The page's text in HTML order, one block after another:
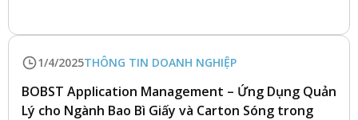
1/4/2025THÔNG TIN DOANH NGHIỆP
BOBST Application Management – Ứng Dụng Quản
Lý cho Ngành Bao Bì Giấy và Carton Sóng trong